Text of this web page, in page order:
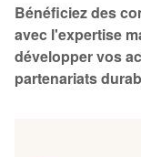
Bénéficiez des
avec l'expertise
développer vos
partenariats